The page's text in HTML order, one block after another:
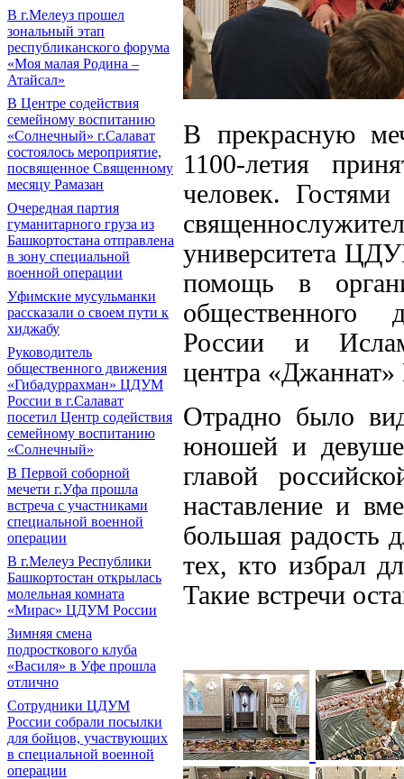
В г.Мелеуз прошел
зональный этап
республиканского форума
«Моя малая Родина –
Атайсал»
В Центре содействия
семейному воспитанию
«Солнечный» г.Салават
состоялось мероприятие,
посвященное Священному
месяцу Рамазан
Очередная партия
гуманитарного груза из
Башкортостана отправлена
в зону специальной
военной операции
Уфимские мусульманки
рассказали о своем пути к
хиджабу
Руководитель
общественного движения
«Гибадуррахман» ЦДУМ
России в г.Салават
посетил Центр содействия
семейному воспитанию
«Солнечный»
В Первой соборной
мечети г.Уфа прошла
встреча с участниками
специальной военной
операции
В г.Мелеуз Республики
Башкортостан открылась
молельная комната
«Мирас» ЦДУМ России
Зимняя смена
подросткового клуба
«Василя» в Уфе прошла
отлично
Сотрудники ЦДУМ
России собрали посылки
для бойцов, участвующих
в специальной военной
операции
В прекрасную
1100-летия
человек.
университета
помощь в
России и
центра
Отрадно было
юношей и
главой
наставление и
большая радость
тех, кто избрал
Такие встречи